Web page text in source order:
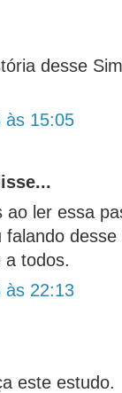
desse
às 15:05
ao ler essa
a todos.
às 22:13
este estudo.